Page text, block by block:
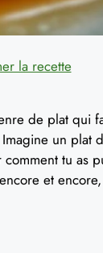
la recette
de plat qui
un plat
tu as
et encore,